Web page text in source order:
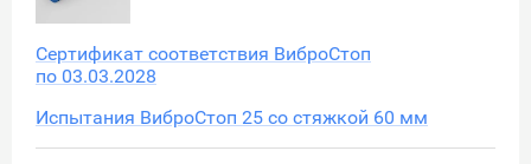
Сертификат соответствия ВиброСтоп
по 03.03.2028
Испытания ВиброСтоп 25 со стяжкой 60 мм